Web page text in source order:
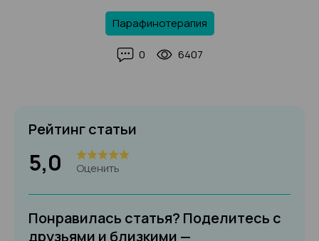
Парафинотерапия
0 6407
Рейтинг статьи
5,0 Оценить
Понравилась статья? Поделитесь с
друзьями и близкими —